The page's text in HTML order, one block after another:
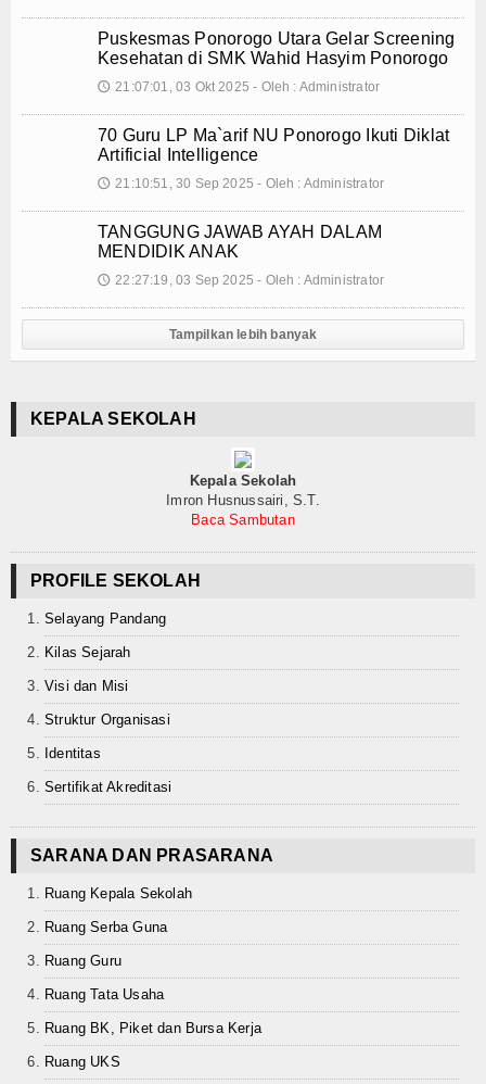
Politik
Teknologi
Seni dan Budaya
Internasional
Guru dan Karyawan
Kalender Pendidikan
Siswa Aktif
Alumni
Koleksi Video
Unduh
Agenda
Unit Produksi
Puskesmas Ponorogo Utara Gelar Screening
Kesehatan di SMK Wahid Hasyim Ponorogo
🕔 21:07:01, 03 Okt 2025 - Oleh : Administrator
70 Guru LP Ma`arif NU Ponorogo Ikuti Diklat
Artificial Intelligence
🕔 21:10:51, 30 Sep 2025 - Oleh : Administrator
TANGGUNG JAWAB AYAH DALAM
MENDIDIK ANAK
🕔 22:27:19, 03 Sep 2025 - Oleh : Administrator
Tampilkan lebih banyak
KEPALA SEKOLAH
Kepala Sekolah
Imron Husnussairi, S.T.
Baca Sambutan
PROFILE SEKOLAH
Selayang Pandang
Kilas Sejarah
Visi dan Misi
Struktur Organisasi
Identitas
Sertifikat Akreditasi
SARANA DAN PRASARANA
Ruang Kepala Sekolah
Ruang Serba Guna
Ruang Guru
Ruang Tata Usaha
Ruang BK, Piket dan Bursa Kerja
Ruang UKS